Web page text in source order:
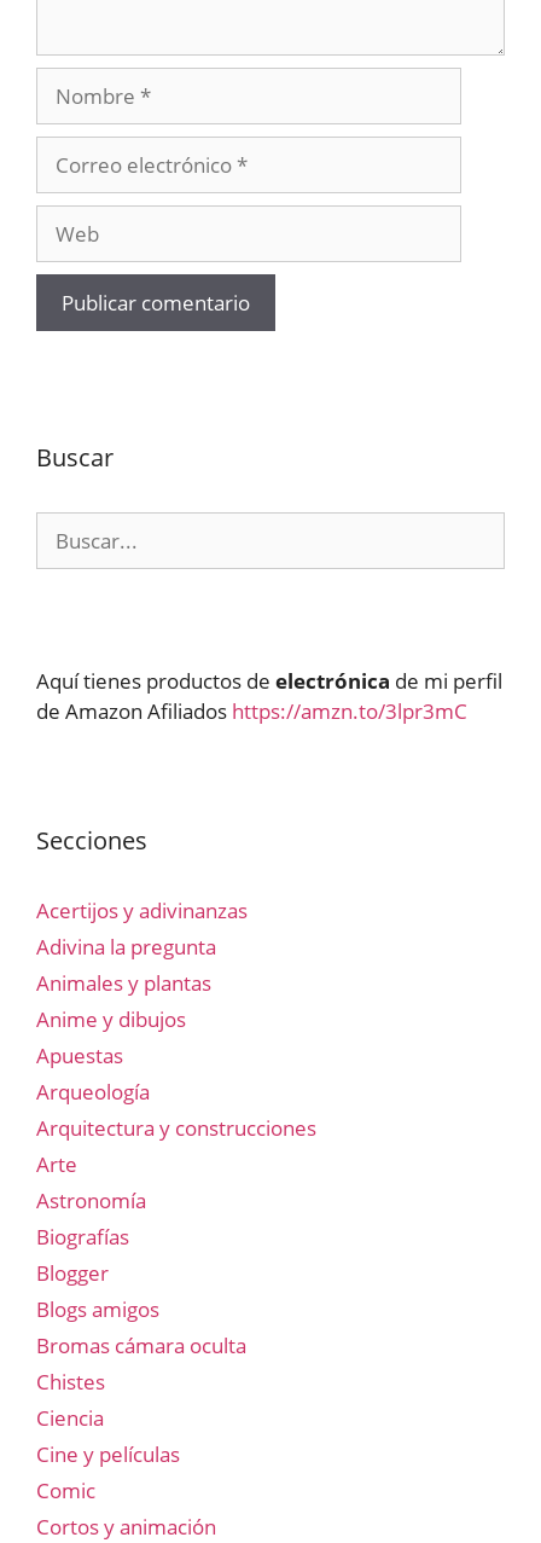
Nombre
electrónico
Buscar
Aquí tienes productos de electrónica de mi perfil
de Amazon Afiliados https://amzn.to/3lpr3mC
Secciones
Acertijos y adivinanzas
Adivina la pregunta
Animales y plantas
Anime y dibujos
Apuestas
Arqueología
Arquitectura y construcciones
Arte
Astronomía
Biografías
Blogger
Blogs amigos
Bromas cámara oculta
Chistes
Ciencia
Cine y películas
Comic
Cortos y animación